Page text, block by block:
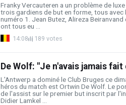
Franky Vercauteren a un problème de
trois gardiens de but en forme, tous
numéro 1. Jean Butez, Alireza
ont tous eu ...
14:08 189 votes
De Wolf: "Je n'avais jamais
L'Antwerp a dominé le Club Bruges ce
héros du match est Ortwin De Wolf. Le
de l'assist sur le premier but inscrit par
Didier Lamkel ...